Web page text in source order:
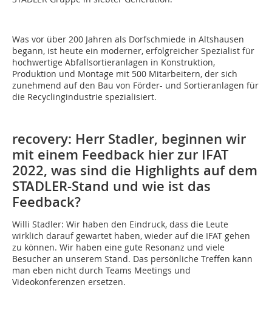
Was vor über 200 Jahren als Dorfschmiede in Altshausen
begann, ist heute ein moderner, erfolgreicher Spezialist für
hochwertige Abfallsortieranlagen in Konstruktion,
Produktion und Montage mit 500 Mitarbeitern, der sich
zunehmend auf den Bau von Förder- und Sortieranlagen für
die Recyclingindustrie spezialisiert.
recovery: Herr Stadler, beginnen wir
mit einem Feedback hier zur IFAT
2022, was sind die Highlights auf dem
STADLER-Stand und wie ist das
Feedback?
Willi Stadler: Wir haben den Eindruck, dass die Leute
wirklich darauf gewartet haben, wieder auf die IFAT gehen
zu können. Wir haben eine gute Resonanz und viele
Besucher an unserem Stand. Das persönliche Treffen kann
man eben nicht durch Teams Meetings und
Videokonferenzen ersetzen.